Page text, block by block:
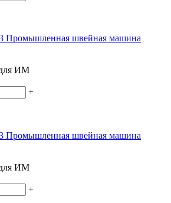
Промышленная швейная машина
ИМ
+
Промышленная швейная машина
ИМ
+